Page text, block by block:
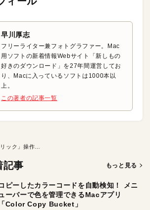
早川厚志
フリーライター兼フォトグラファー。Mac
用ソフトの新着情報Webサイト「新しもの
好きのダウンロード」を27年間運営してお
り、Macに入っているソフトは1000本以
上。
この著者の記事一覧
記事 もっと見る
ピーしたカラーコードを自動検知！ メニ
ーバーで色を管理できるMacアプリ
「Color Copy Bucket」